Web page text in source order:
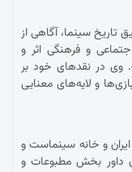
تاریخ سینما، آگاهی از
و فرهنگی اثر و
وی در نقدهای خود بر
و لایه‌های معنایی
و خانه سینماست و
داور بخش مطبوعات و